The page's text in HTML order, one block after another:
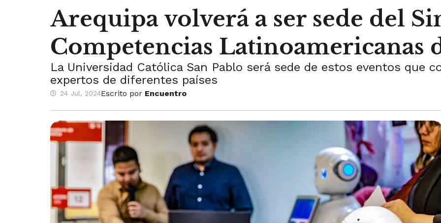
Arequipa volverá a ser sede del
Competencias Latinoamericanas
La Universidad Católica San Pablo será sede de estos eventos que
expertos de diferentes países
24 Jul, 2024Escrito por Encuentro